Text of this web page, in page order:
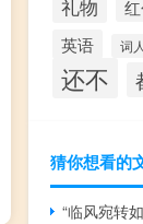
礼物
英语 词人
还不
猜你想看的
“临风宛转